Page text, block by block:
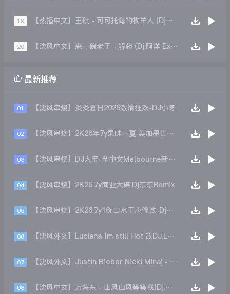
19 【热播中文】王琪 - 可可托海的牧羊人 (Dj阿健 Mix)
20 【沈风中文】来一碗老于 - 解药 (Dj.阿洋 Extended Mix)
 最新推荐
01 【沈风串烧】炎炎夏日2026激情狂欢-DJ小冬
02 【沈风串烧】2K26年7y果味一夏 美加墨世界杯主题跳舞派对专辑 - Dj.阿帅
03 【沈风串烧】DJ大宝-全中文Melbourne新弹跳一飞冲天重低音上劲风暴MUSIC慢摇大碟
04 【沈风串烧】2K26.7y商业大碟.Dj东东Remix
05 【沈风串烧】2K26.7y16r口水干声修改-Dj东东Remix
06 【沈风外文】Luciana-Im still Hot 改DJ.LoZe
07 【沈风外文】Justin Bieber Nicki Minaj - Beauty And A Beat (DjHope小春 Extended Mix)
08 【沈风中文】万海东 - 山风山风等等我(Dj.阿洋 Extended Mix)